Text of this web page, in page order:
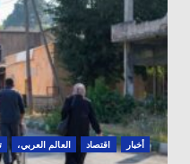
أخبار اقتصاد العالم العربي،